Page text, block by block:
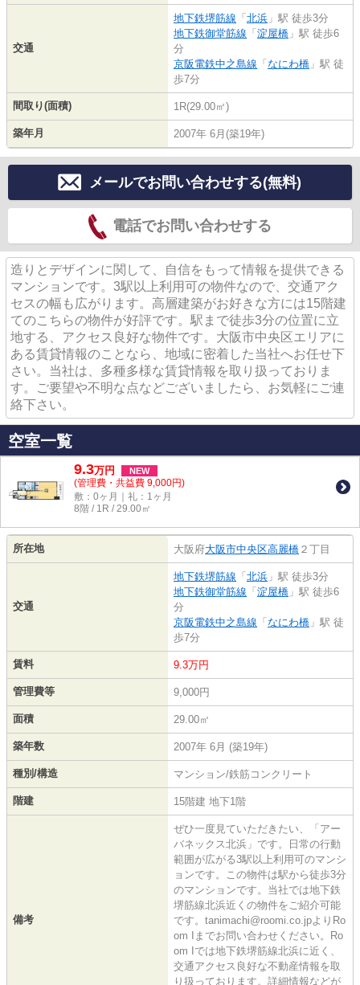
交通
地下鉄堺筋線 「 北浜 」駅 徒歩3分
地下鉄御堂筋線 「 淀屋橋 」駅 徒歩6
分
京阪電鉄中之島線 「 なにわ橋 」駅 徒
歩7分
間取り(面積) 1R(29.00㎡)
築年月 2007年 6月(築19年)
メールでお問い合わせする(無料)
電話でお問い合わせする
造りとデザインに関して、自信をもって情報を提供できる
マンションです。3駅以上利用可の物件なので、交通アク
セスの幅も広がります。高層建築がお好きな方には15階建
てのこちらの物件が好評です。駅まで徒歩3分の位置に立
地する、アクセス良好な物件です。大阪市中央区エリアに
ある賃貸情報のことなら、地域に密着した当社へお任せ下
さい。当社は、多種多様な賃貸情報を取り扱っておりま
す。ご要望や不明な点などございましたら、お気軽にご連
絡下さい。
空室一覧
9.3万円 NEW
(管理費・共益費 9,000円)
敷：0ヶ月｜礼：1ヶ月
8階 / 1R / 29.00㎡
所在地 大阪府大阪市中央区高麗橋 ２丁目
交通
地下鉄堺筋線 「 北浜 」駅 徒歩3分
地下鉄御堂筋線 「 淀屋橋 」駅 徒歩6
分
京阪電鉄中之島線 「 なにわ橋 」駅 徒
歩7分
賃料 9.3万円
管理費等 9,000円
面積 29.00㎡
築年数 2007年 6月 (築19年)
種別/構造 マンション/鉄筋コンクリート
階建 15階建 地下1階
備考
ぜひ一度見ていただきたい、「アー
バネックス北浜」です。日常の行動
範囲が広がる3駅以上利用可のマンシ
ョンです。この物件は駅から徒歩3分
のマンションです。当社では地下鉄
堺筋線北浜近くの物件をご紹介可能
です。tanimachi@roomi.co.jpよりRo
om Iまでお問い合わせください。Ro
om Iでは地下鉄堺筋線北浜に近く、
交通アクセス良好な不動産情報を取
り扱っております。詳細情報などが